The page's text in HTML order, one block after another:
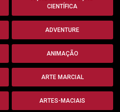
CIENTÍFICA
ADVENTURE
ANIMAÇÃO
ARTE MARCIAL
ARTES-MACIAIS